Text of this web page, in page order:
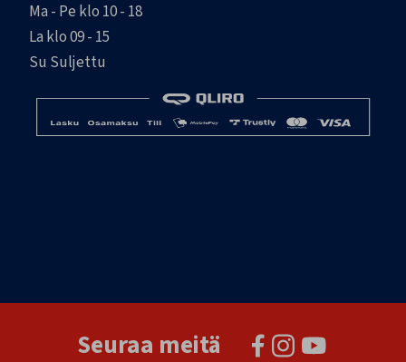
Ma - Pe klo 10 - 18
La klo 09 - 15
Su Suljettu
Seuraa meitä